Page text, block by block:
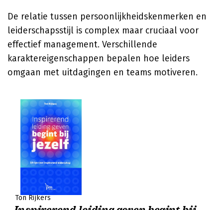
De relatie tussen persoonlijkheidskenmerken en
leiderschapsstijl is complex maar cruciaal voor
effectief management. Verschillende
karaktereigenschappen bepalen hoe leiders
omgaan met uitdagingen en teams motiveren.
Ton Rijkers